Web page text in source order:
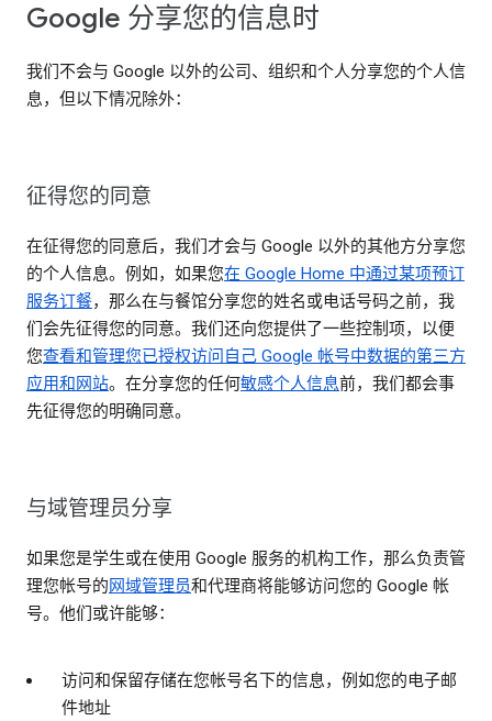
Google 分享您的信息时
我们不会与 Google 以外的公司、组织和个人分享您的个人信
息，但以下情况除外：
征得您的同意
在征得您的同意后，我们才会与 Google 以外的其他方分享您
的个人信息。例如，如果您在 Google Home 中通过某项预订
服务订餐，那么在与餐馆分享您的姓名或电话号码之前，我
们会先征得您的同意。我们还向您提供了一些控制项，以便
您查看和管理您已授权访问自己 Google 帐号中数据的第三方
应用和网站。在分享您的任何敏感个人信息前，我们都会事
先征得您的明确同意。
与域管理员分享
如果您是学生或在使用 Google 服务的机构工作，那么负责管
理您帐号的网域管理员和代理商将能够访问您的 Google 帐
号。他们或许能够：
访问和保留存储在您帐号名下的信息，例如您的电子邮
件地址